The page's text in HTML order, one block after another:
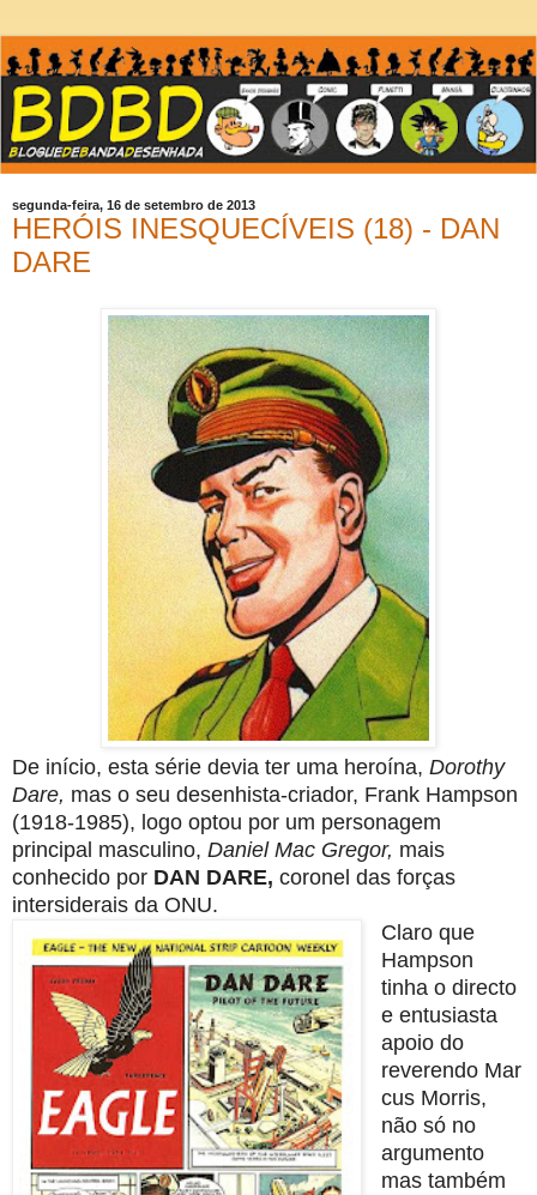
segunda-feira, 16 de setembro de 2013
HERÓIS INESQUECÍVEIS (18) - DAN
DARE
De início, esta série devia ter uma heroína, Dorothy
Dare, mas o seu desenhista-criador, Frank Hampson
(1918-1985), logo optou por um personagem
principal masculino, Daniel Mac Gregor, mais
conhecido por DAN DARE, coronel das forças
intersiderais da ONU.
Claro que
Hampson
tinha o directo
e entusiasta
apoio do
reverendo Mar
cus Morris,
não só no
argumento
mas também